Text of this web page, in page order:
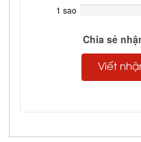
Complete
1 sao
Chia sẻ
Viết